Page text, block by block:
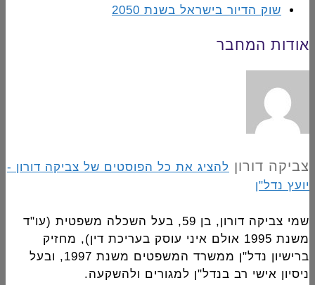
שוק הדיור בישראל בשנת 2050
אודות המחבר
צביקה דורון להציג את כל הפוסטים של צביקה דורון -
יועץ נדל"ן
שמי צביקה דורון, בן 59, בעל השכלה משפטית (עו"ד
משנת 1995 אולם איני עוסק בעריכת דין), מחזיק
ברישיון נדל"ן ממשרד המשפטים משנת 1997, ובעל
ניסיון אישי רב בנדל"ן למגורים ולהשקעה.